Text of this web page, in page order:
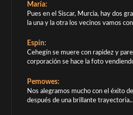
María:
Pues en el Siscar, Murcia, hay dos
la una y la otra los vecinos vamos
Espín:
Cehegín se muere con rapidez y
corporación se hace la foto
Pemowes:
Nos alegramos mucho con el éxito
después de una brillante